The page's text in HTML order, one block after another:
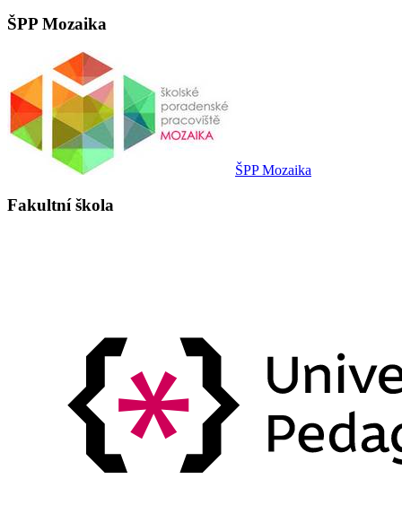
ŠPP Mozaika
ŠPP Mozaika
Fakultní škola